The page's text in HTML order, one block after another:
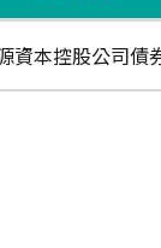
資本控股公司債